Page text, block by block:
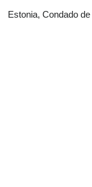
Estonia, Condado